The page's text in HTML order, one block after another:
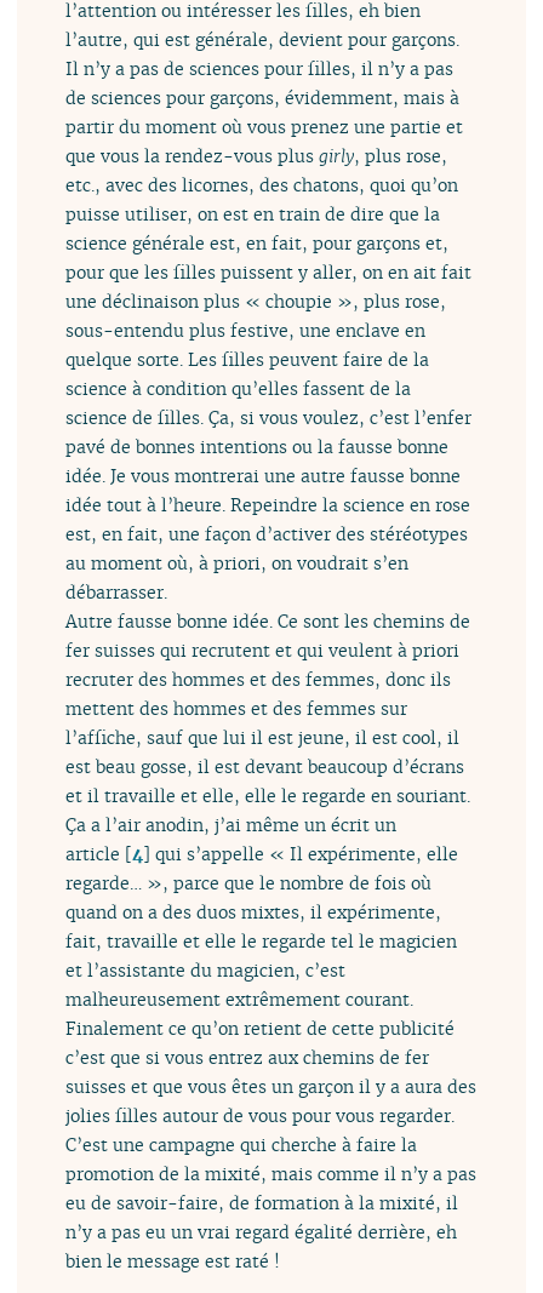
l’attention ou intéresser les filles, eh bien
l’autre, qui est générale, devient pour garçons.
Il n’y a pas de sciences pour filles, il n’y a pas
de sciences pour garçons, évidemment, mais à
partir du moment où vous prenez une partie et
que vous la rendez-vous plusgirly, plus rose,
etc., avec des licornes, des chatons, quoi qu’on
puisse utiliser, on est en train de dire que la
science générale est, en fait, pour garçons et,
pour que les filles puissent y aller, on en ait fait
une déclinaison plus « choupie », plus rose,
sous-entendu plus festive, une enclave en
quelque sorte. Les filles peuvent faire de la
science à condition qu’elles fassent de la
science de filles. Ça, si vous voulez, c’est l’enfer
pavé de bonnes intentions ou la fausse bonne
idée. Je vous montrerai une autre fausse bonne
idée tout à l’heure. Repeindre la science en rose
est, en fait, une façon d’activer des stéréotypes
au moment où, à priori, on voudrait s’en
débarrasser.
Autre fausse bonne idée. Ce sont les chemins de
fer suisses qui recrutent et qui veulent à priori
recruter des hommes et des femmes, donc ils
mettent des hommes et des femmes sur
l’affiche, sauf que lui il est jeune, il est cool, il
est beau gosse, il est devant beaucoup d’écrans
et il travaille et elle, elle le regarde en souriant.
Ça a l’air anodin, j’ai même un écrit un
article [4] qui s’appelle « Il expérimente, elle
regarde… », parce que le nombre de fois où
quand on a des duos mixtes, il expérimente,
fait, travaille et elle le regarde tel le magicien
et l’assistante du magicien, c’est
malheureusement extrêmement courant.
Finalement ce qu’on retient de cette publicité
c’est que si vous entrez aux chemins de fer
suisses et que vous êtes un garçon il y a aura des
jolies filles autour de vous pour vous regarder.
C’est une campagne qui cherche à faire la
promotion de la mixité, mais comme il n’y a pas
eu de savoir-faire, de formation à la mixité, il
n’y a pas eu un vrai regard égalité derrière, eh
bien le message est raté !